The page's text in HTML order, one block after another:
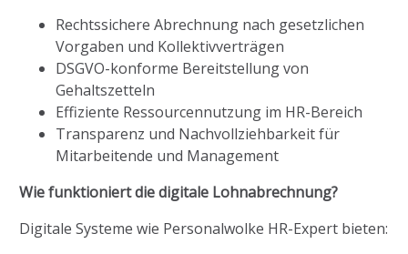
Rechtssichere Abrechnung nach gesetzlichen
Vorgaben und Kollektivverträgen
DSGVO-konforme Bereitstellung von
Gehaltszetteln
Effiziente Ressourcennutzung im HR-Bereich
Transparenz und Nachvollziehbarkeit für
Mitarbeitende und Management
Wie funktioniert die digitale Lohnabrechnung?
Digitale Systeme wie Personalwolke HR-Expert bieten: